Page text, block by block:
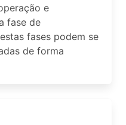
e
fase de
fases podem se
de forma